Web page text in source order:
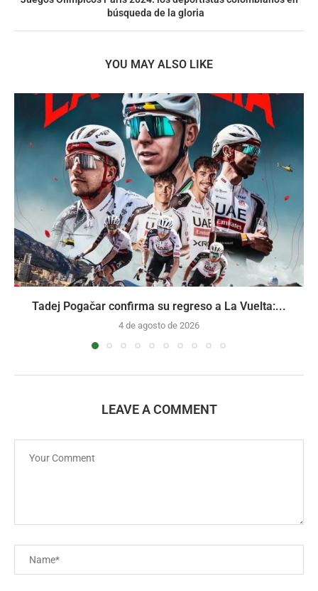
búsqueda de la gloria
YOU MAY ALSO LIKE
Tadej Pogačar confirma su regreso a La Vuelta:...
4 de agosto de 2026
LEAVE A COMMENT